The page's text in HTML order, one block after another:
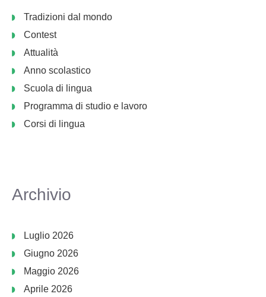
Tradizioni dal mondo
Contest
Attualità
Anno scolastico
Scuola di lingua
Programma di studio e lavoro
Corsi di lingua
Archivio
Luglio 2026
Giugno 2026
Maggio 2026
Aprile 2026